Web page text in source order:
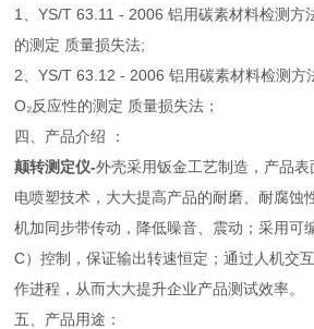
1、YS/T 63.11 - 2006 铝用碳素材料检测方
的测定 质量损失法;
2、YS/T 63.12 - 2006 铝用碳素材料检测方
O₂反应性的测定 质量损失法；
四、产品介绍 ：
颠转测定仪-外壳采用钣金工艺制造，产品
电喷塑技术，大大提高产品的耐磨、耐腐蚀
机加同步带传动，降低噪音、震动；采用可
C）控制，保证输出转速恒定；通过人机交
作进程，从而大大提升企业产品测试效率。
五、产品用途：